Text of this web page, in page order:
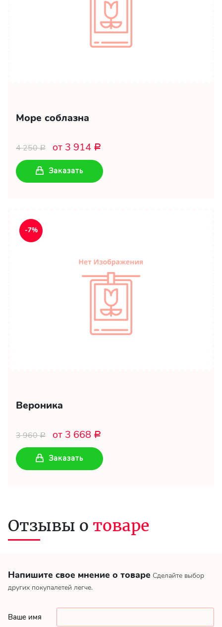
Море соблазна
4 250Р от 3 914 Р
Заказать
-7%
Вероника
3 960Р от 3 668 Р
Заказать
Напишите свое мнение о товаре Сделайте выбор
других покупалетей легче.
Ваше имя
Отзывы о товаре